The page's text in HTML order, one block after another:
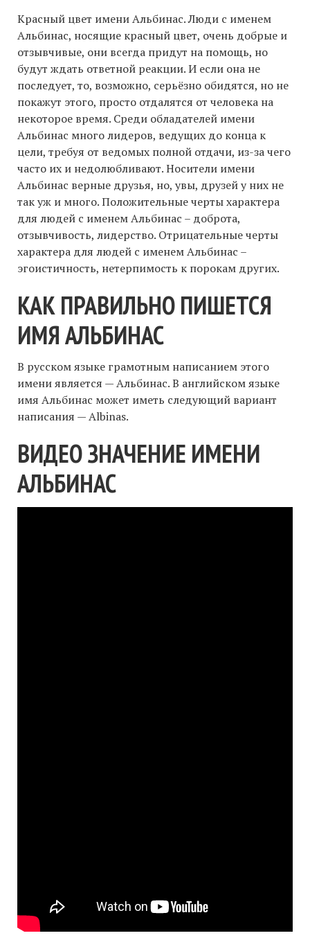
Красный цвет имени Альбинас. Люди с именем
Альбинас, носящие красный цвет, очень добрые и
отзывчивые, они всегда придут на помощь, но
будут ждать ответной реакции. И если она не
последует, то, возможно, серьёзно обидятся, но не
покажут этого, просто отдалятся от человека на
некоторое время. Среди обладателей имени
Альбинас много лидеров, ведущих до конца к
цели, требуя от ведомых полной отдачи, из-за чего
часто их и недолюбливают. Носители имени
Альбинас верные друзья, но, увы, друзей у них не
так уж и много. Положительные черты характера
для людей с именем Альбинас – доброта,
отзывчивость, лидерство. Отрицательные черты
характера для людей с именем Альбинас –
эгоистичность, нетерпимость к порокам других.
КАК ПРАВИЛЬНО ПИШЕТСЯ
ИМЯ АЛЬБИНАС
В русском языке грамотным написанием этого
имени является — Альбинас. В английском языке
имя Альбинас может иметь следующий вариант
написания — Albinas.
ВИДЕО ЗНАЧЕНИЕ ИМЕНИ
АЛЬБИНАС